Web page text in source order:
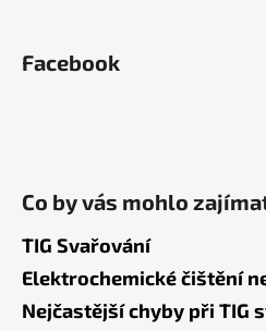
Facebook
Co by vás mohlo
TIG Svařování
Elektrochemické čištění
Nejčastější chyby při TIG